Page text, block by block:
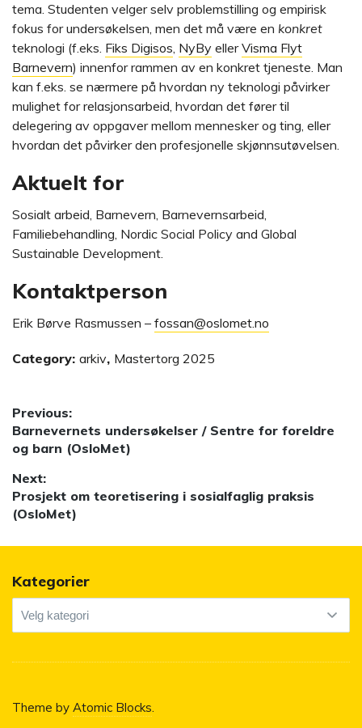
tema. Studenten velger selv problemstilling og empirisk
fokus for undersøkelsen, men det må være en konkret
teknologi (f.eks. Fiks Digisos, NyBy ellerVisma Flyt
Barnevern) innenfor rammen av en konkret tjeneste. Man
kan f.eks. se nærmere på hvordan ny teknologi påvirker
mulighet for relasjonsarbeid, hvordan det fører til
delegering av oppgaver mellom mennesker og ting, eller
hvordan det påvirker den profesjonelle skjønnsutøvelsen.
Aktuelt for
Sosialt arbeid, Barnevern, Barnevernsarbeid,
Familiebehandling, Nordic Social Policy and Global
Sustainable Development.
Kontaktperson
Erik Børve Rasmussen – fossan@oslomet.no
Category: arkiv, Mastertorg 2025
Innleggsnavigasjon
Previous:
Previous
post:
Barnevernets undersøkelser / Sentre for foreldre
og barn (OsloMet)
Next:
Next
post:
Prosjekt om teoretisering i sosialfaglig praksis
(OsloMet)
Kategorier
Theme by Atomic Blocks